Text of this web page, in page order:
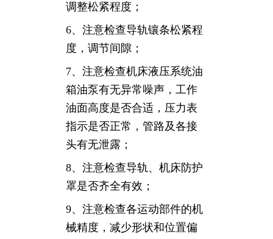
调整松紧程度；
6、注意检查导轨镶条松紧程
度，调节间隙；
7、注意检查机床液压系统油
箱油泵有无异常噪声，工作
油面高度是否合适，压力表
指示是否正常，管路及各接
头有无泄露；
8、注意检查导轨、机床防护
罩是否齐全有效；
9、注意检查各运动部件的机
械精度，减少形状和位置偏